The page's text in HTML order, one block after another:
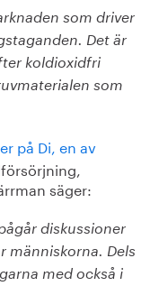
som driver
Det är
koldioxidfri
som
på Di, en av
säger:
diskussioner
människorna. Dels
med också i